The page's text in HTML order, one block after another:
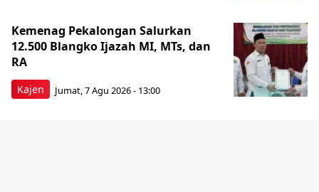
Kajen
Kemenag Pekalongan Salurkan
12.500 Blangko Ijazah MI, MTs, dan
RA
Jumat, 7 Agu 2026 - 13:00